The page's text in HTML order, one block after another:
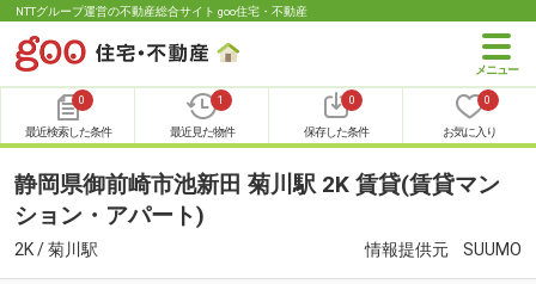
NTTグループ運営の不動産総合サイト goo住宅・不動産
0
最近検索した条件
1
最近見た物件
0
保存した条件
0
お気に入り
静岡県御前崎市池新田 菊川駅 2K 賃貸(賃貸マン
ション・アパート)
2K / 菊川駅 情報提供元 SUUMO